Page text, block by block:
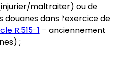
maltraiter) ou de
dans l’exercice de
R.515-1 – anciennement
;